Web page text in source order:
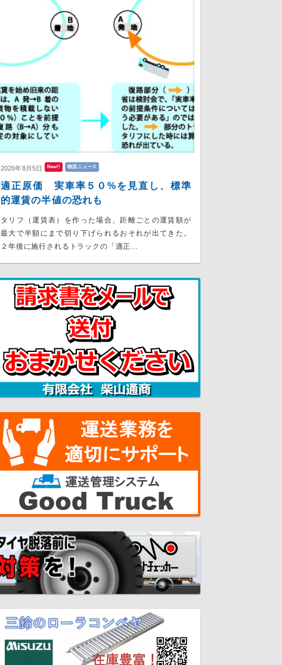
2026年8月5日 New!! 物流ニュース
適正原価 実車率５０%を見直し、標準
的運賃の半値の恐れも
タリフ（運賃表）を作った場合、距離ごとの運賃額が
最大で半額にまで切り下げられるおそれが出てきた。
２年後に施行されるトラックの「適正...